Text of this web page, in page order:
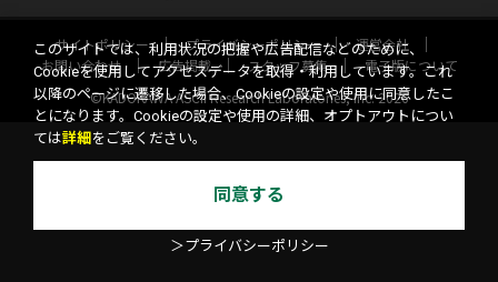
サイトポリシー プライバシーポリシー
運営会社
お問い合わせ
広告掲載 スタッフ募集
電子版について
©KADOKAWA ASCII Research Laboratories, Inc. 2026
このサイトでは、利用状況の把握や広告配信などのために、
Cookieを使用してアクセスデータを取得・利用しています。これ
以降のページに遷移した場合、Cookieの設定や使用に同意したこ
とになります。Cookieの設定や使用の詳細、オプトアウトについ
ては詳細 をご覧ください。
同意する
＞プライバシーポリシー